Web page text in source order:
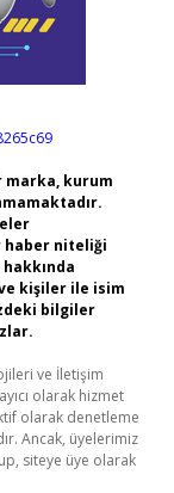
kurum
haber niteliği
kişiler ile isim
bilgiler
ve İletişim
olarak hizmet
olarak denetleme
Ancak, üyelerimiz
siteye üye olarak